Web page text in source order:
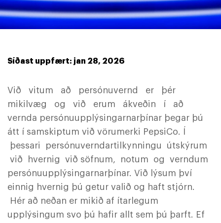
Síðast uppfært: jan 28, 2026
Við vitum að persónuvernd er þér
mikilvæg og við erum ákveðin í að
vernda persónuupplýsingarnarþínar þegar þú
átt í samskiptum við vörumerki PepsiCo. Í
þessari persónuverndartilkynningu útskýrum
við hvernig við söfnum, notum og verndum
persónuupplýsingarnarþínar. Við lýsum því
einnig hvernig þú getur valið og haft stjórn.
Hér að neðan er mikið af ítarlegum
upplýsingum svo þú hafir allt sem þú þarft. Ef